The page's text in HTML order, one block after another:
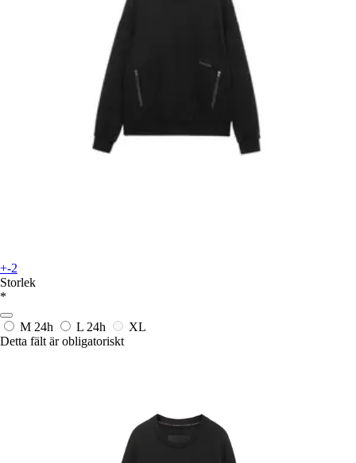
+-2
Storlek
*
M 24h L 24h
XL
Detta fält är obligatoriskt